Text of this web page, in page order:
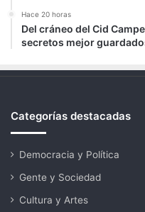
Hace 20 horas
Del cráneo del Cid
secretos mejor
Categorías destacadas
Democracia y Política
Gente y Sociedad
Cultura y Artes